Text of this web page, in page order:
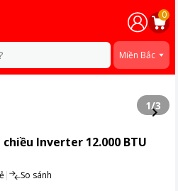
0
Miền Bắc
1/3
Inverter 12.000 BTU
| So sánh